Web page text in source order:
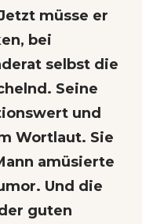
müsse er
bei
selbst die
Seine
und
Wortlaut. Sie
amüsierte
Und die
guten